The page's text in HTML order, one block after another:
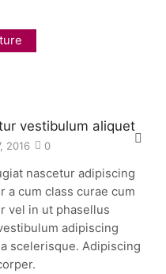
vestibulum aliquet
2016 0
nascetur adipiscing
a cum class curae cum
vel in ut phasellus
adipiscing
scelerisque. Adipiscing